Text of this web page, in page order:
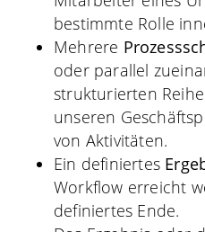
bestimmte Rolle
Mehrere
oder parallel
strukturierten
unseren
von Aktivitäten.
Ein definiertes
Workflow erreicht
definiertes Ende.